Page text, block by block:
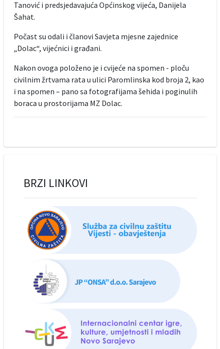
Tanović i predsjedavajuća Općinskog vijeća, Danijela
Šahat.
Počast su odali i članovi Savjeta mjesne zajednice
„Dolac“, vijećnici i građani.
Nakon ovoga položeno je i cvijeće na spomen - ploču
civilnim žrtvama rata u ulici Paromlinska kod broja 2, kao
i na spomen – pano sa fotografijama šehida i poginulih
boraca u prostorijama MZ Dolac.
BRZI LINKOVI